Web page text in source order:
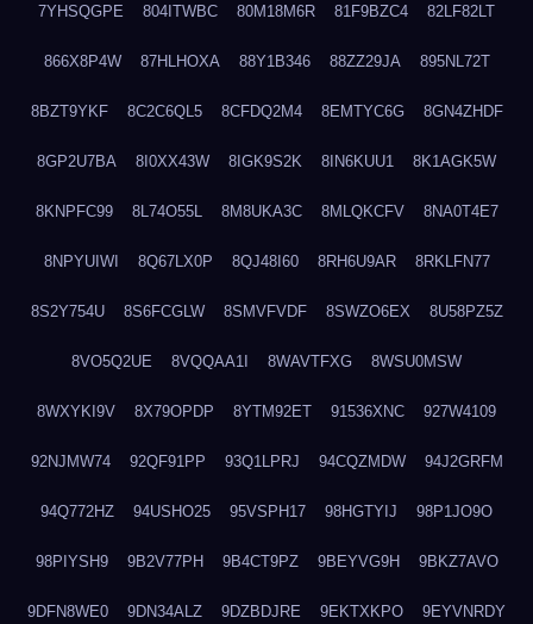
7YHSQGPE 804ITWBC 80M18M6R 81F9BZC4 82LF82LT
866X8P4W 87HLHOXA 88Y1B346 88ZZ29JA 895NL72T
8BZT9YKF 8C2C6QL5 8CFDQ2M4 8EMTYC6G 8GN4ZHDF
8GP2U7BA 8I0XX43W 8IGK9S2K 8IN6KUU1 8K1AGK5W
8KNPFC99 8L74O55L 8M8UKA3C 8MLQKCFV 8NA0T4E7
8NPYUIWI 8Q67LX0P 8QJ48I60 8RH6U9AR 8RKLFN77
8S2Y754U 8S6FCGLW 8SMVFVDF 8SWZO6EX 8U58PZ5Z
8VO5Q2UE 8VQQAA1I 8WAVTFXG 8WSU0MSW
8WXYKI9V 8X79OPDP 8YTM92ET 91536XNC 927W4109
92NJMW74 92QF91PP 93Q1LPRJ 94CQZMDW 94J2GRFM
94Q772HZ 94USHO25 95VSPH17 98HGTYIJ 98P1JO9O
98PIYSH9 9B2V77PH 9B4CT9PZ 9BEYVG9H 9BKZ7AVO
9DFN8WE0 9DN34ALZ 9DZBDJRE 9EKTXKPO 9EYVNRDY